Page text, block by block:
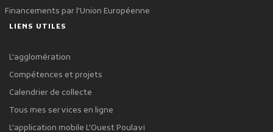
Financements par l'Union Européenne
LIENS UTILES
L'agglomération
Compétences et projets
Calendrier de collecte
Tous mes services en ligne
L'application mobile L'Ouest Poulavi